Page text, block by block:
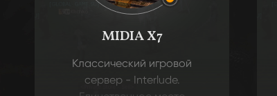
MIDIA X7
Классический игровой
сервер - Interlude.